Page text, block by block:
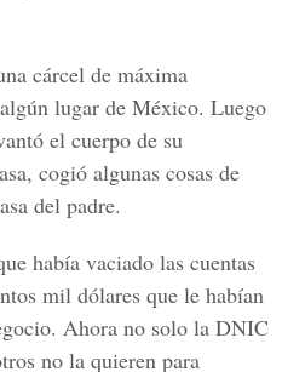
cárcel de máxima
lugar de México. Luego
el cuerpo de su
cogió algunas cosas de
del padre.
había vaciado las cuentas
mil dólares que le habían
Ahora no solo la DNIC
no la quieren para